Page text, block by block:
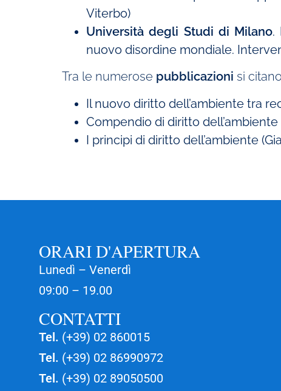
Viterbo)
Università degli Studi di Milano.
nuovo disordine mondiale.
Tra le numerose pubblicazioni si
Il nuovo diritto dell’ambiente tra
Compendio di diritto
I principi di diritto dell’ambiente
ORARI D'APERTURA
Lunedì – Venerdì
09:00 – 19.00
CONTATTI
Tel. (+39) 02 860015
Tel. (+39) 02 86990972
Tel. (+39) 02 89050500